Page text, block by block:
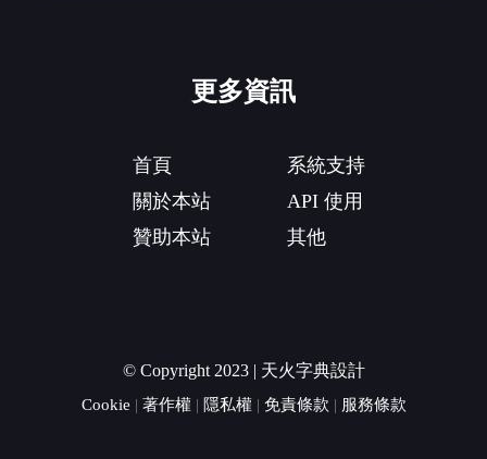
更多資訊
首頁
關於本站
贊助本站
系統支持
API 使用
其他
© Copyright 2023 | 天火字典設計
Cookie | 著作權| 隱私權| 免責條款 | 服務條款